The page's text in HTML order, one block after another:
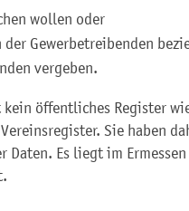
wollen oder
Gewerbetreibenden
vergeben.
öffentliches Register
Sie haben
Daten. Es liegt im